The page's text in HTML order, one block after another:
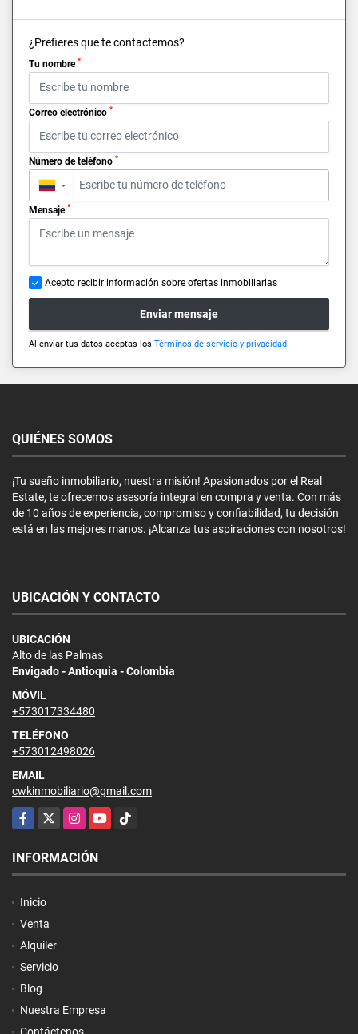
¿Prefieres que te contactemos?
Tu nombre *
Correo electrónico *
Número de teléfono *
▼
Mensaje *
Acepto recibir información sobre ofertas inmobiliarias
Enviar mensaje
Al enviar tus datos aceptas los Términos de servicio y privacidad
QUIÉNES SOMOS
¡Tu sueño inmobiliario, nuestra misión! Apasionados por el Real
Estate, te ofrecemos asesoría integral en compra y venta. Con más
de 10 años de experiencia, compromiso y confiabilidad, tu decisión
está en las mejores manos. ¡Alcanza tus aspiraciones con nosotros!
UBICACIÓN Y CONTACTO
UBICACIÓN
Alto de las Palmas
Envigado - Antioquia - Colombia
MÓVIL
+573017334480
TELÉFONO
+573012498026
EMAIL
cwkinmobiliario@gmail.com
Facebook
X InstagramYouTubeTikTok
INFORMACIÓN
Inicio
Venta
Alquiler
Servicio
Blog
Nuestra Empresa